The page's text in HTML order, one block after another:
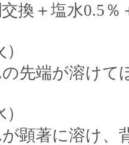
換＋塩水0.5％
先端が溶けて
顕著に溶け、